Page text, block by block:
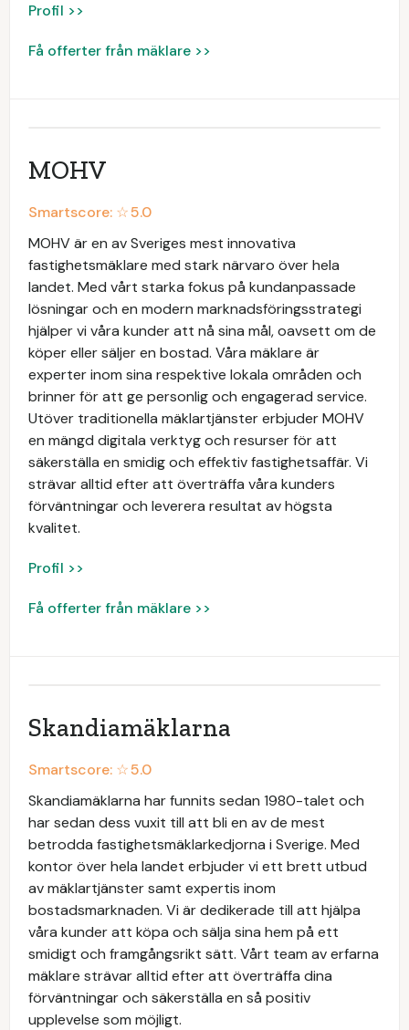
Profil >>
Få offerter från mäklare >>
MOHV
Smartscore: ☆5.0
MOHV är en av Sveriges mest innovativa
fastighetsmäklare med stark närvaro över hela
landet. Med vårt starka fokus på kundanpassade
lösningar och en modern marknadsföringsstrategi
hjälper vi våra kunder att nå sina mål, oavsett om de
köper eller säljer en bostad. Våra mäklare är
experter inom sina respektive lokala områden och
brinner för att ge personlig och engagerad service.
Utöver traditionella mäklartjänster erbjuder MOHV
en mängd digitala verktyg och resurser för att
säkerställa en smidig och effektiv fastighetsaffär. Vi
strävar alltid efter att överträffa våra kunders
förväntningar och leverera resultat av högsta
kvalitet.
Profil >>
Få offerter från mäklare >>
Skandiamäklarna
Smartscore: ☆5.0
Skandiamäklarna har funnits sedan 1980-talet och
har sedan dess vuxit till att bli en av de mest
betrodda fastighetsmäklarkedjorna i Sverige. Med
kontor över hela landet erbjuder vi ett brett utbud
av mäklartjänster samt expertis inom
bostadsmarknaden. Vi är dedikerade till att hjälpa
våra kunder att köpa och sälja sina hem på ett
smidigt och framgångsrikt sätt. Vårt team av erfarna
mäklare strävar alltid efter att överträffa dina
förväntningar och säkerställa en så positiv
upplevelse som möjligt.